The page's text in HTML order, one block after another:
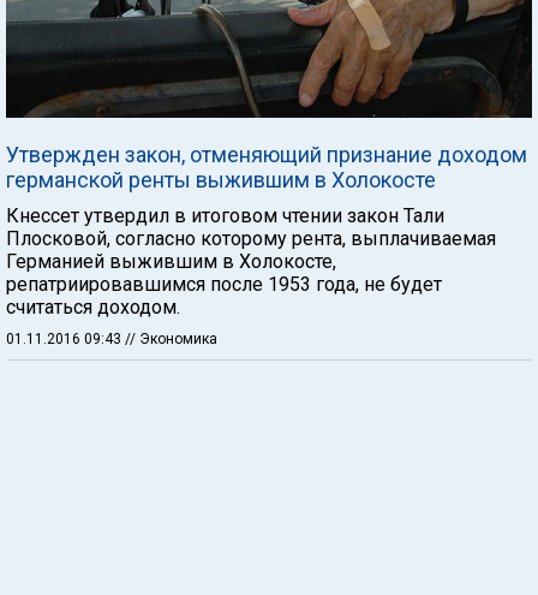
Утвержден закон, отменяющий признание доходом
германской ренты выжившим в Холокосте
Кнессет утвердил в итоговом чтении закон Тали
Плосковой, согласно которому рента, выплачиваемая
Германией выжившим в Холокосте,
репатриировавшимся после 1953 года, не будет
считаться доходом.
01.11.2016 09:43 // Экономика